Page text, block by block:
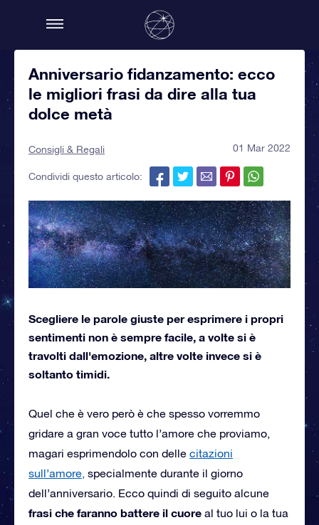
Anniversario fidanzamento: ecco
le migliori frasi da dire alla tua
dolce metà
Consigli & Regali 01 Mar 2022
Condividi questo articolo:
Scegliere le parole giuste per esprimere i propri
sentimenti non è sempre facile, a volte si è
travolti dall'emozione, altre volte invece si è
soltanto timidi.
Quel che è vero però è che spesso vorremmo
gridare a gran voce tutto l’amore che proviamo,
magari esprimendolo con delle citazioni
sull’amore, specialmente durante il giorno
dell’anniversario. Ecco quindi di seguito alcune
frasi che faranno battere il cuore al tuo lui o la tua